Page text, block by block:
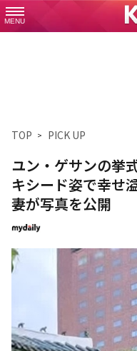
MENU
TOP PICK UP
ユン・ゲサンの挙
キシード姿で幸せ
妻が写真を公開